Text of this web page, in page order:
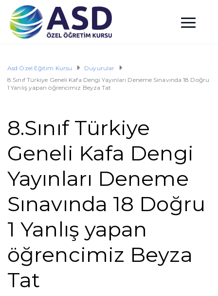
Asd Özel Eğitim Kursu
Duyurular
8.Sınıf Türkiye Geneli Kafa Dengi Yayınları Deneme Sınavında 18 Doğru
1 Yanlış yapan öğrencimiz Beyza Tat
8.Sınıf Türkiye
Geneli Kafa Dengi
Yayınları Deneme
Sınavında 18 Doğru
1 Yanlış yapan
öğrencimiz Beyza
Tat